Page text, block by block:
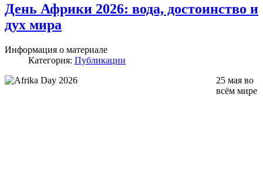
День Африки 2026: вода, достоинство и
дух мира
Информация о материале
Категория: Публикации
25 мая во
всём мире